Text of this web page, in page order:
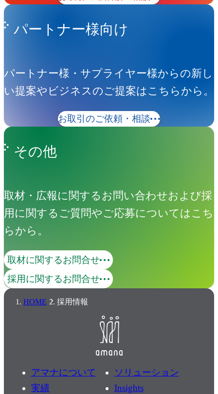
パートナー様向け
パートナー様・サプライヤー様からの新し
い提案やビジネスのご提案はこちらから。
お取引のご依頼・相談
その他
取材・広報に関するお問い合わせおよび採
用に関するご質問やご応募についてはこち
らから。
取材に関するお問合せ
採用に関するお問合せ
HOME 採用情報
アマナについて
ソリューション
実績
Insights